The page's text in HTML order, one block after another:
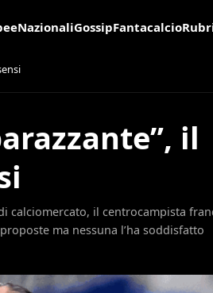
NazionaliGossipFantacalcio
il
il centrocampista
ma nessuna l’ha soddisfatto